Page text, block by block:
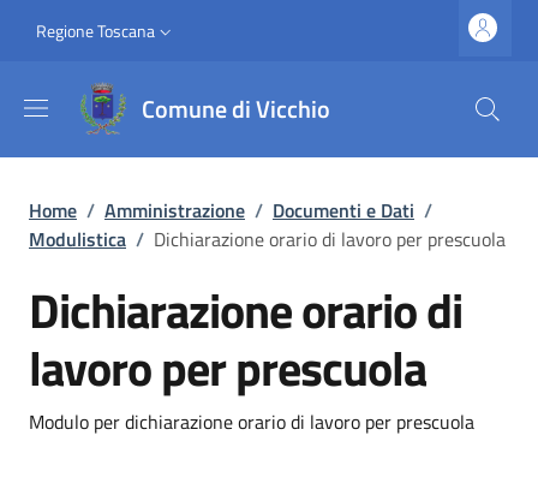
Slim top
Regione Toscana
Comune di Vicchio
Briciole di pane
Home / Amministrazione / Documenti e Dati /
Modulistica / Dichiarazione orario di lavoro per prescuola
Dichiarazione orario di
lavoro per prescuola
Dettagli
Modulo per dichiarazione orario di lavoro per prescuola